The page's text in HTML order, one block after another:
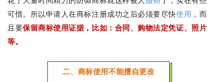
可惜。 所以申请人在商标注册成功之后必须要尽快使用 ，而
且要保留商标使用证据，比如：合同、购物法定凭证、照片
等。
二、商标使用不能擅自更改